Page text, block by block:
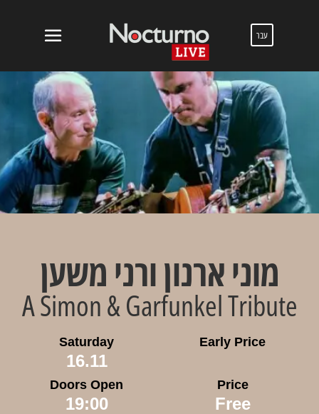
עבר
מוני ארנון ורני משען
A Simon & Garfunkel Tribute
Saturday
16.11
Early Price
Doors Open
19:00
Price
Free